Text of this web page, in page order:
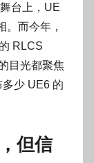
台上，UE
。而今年，
RLCS
目光都聚焦
少 UE6 的
但信